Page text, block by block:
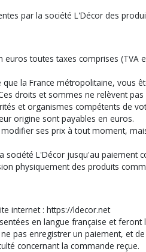
par la société L'Décor des
toutes taxes comprises
que la France métropolitaine,
droits et sommes ne relèvent
et organismes compétents de
origine sont payables en euros.
ses prix à tout moment,
L'Décor jusqu'au paiement
physiquement des produits
internet : https://ldecor.net
en langue française et
pas enregistrer un paiement, et
concernant la commande reçue.